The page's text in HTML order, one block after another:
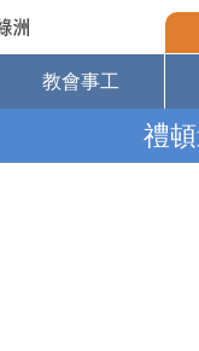
教會事工
禮